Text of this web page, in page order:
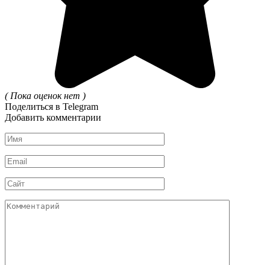
( Пока оценок нет )
Поделиться в Telegram
Добавить комментарии
Имя
*
Email
*
Сайт
Комментарий